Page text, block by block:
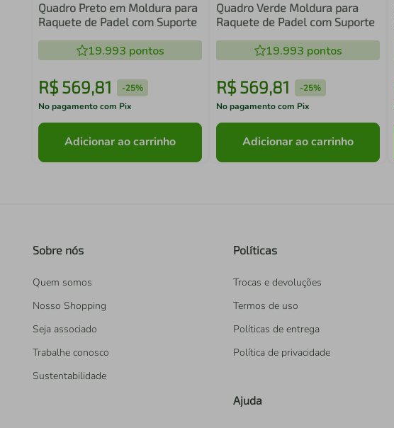
Quadro Preto em Moldura para
Raquete de Padel com Suporte
19.993 pontos
R$ 569,81 -25%
No pagamento com Pix
Adicionar ao carrinho
Quadro Verde Moldura para
Raquete de Padel com Suporte
19.993 pontos
R$ 569,81 -25%
No pagamento com Pix
Adicionar ao carrinho
Sobre nós
Quem somos
Nosso Shopping
Seja associado
Trabalhe conosco
Sustentabilidade
Políticas
Trocas e devoluções
Termos de uso
Políticas de entrega
Política de privacidade
Ajuda